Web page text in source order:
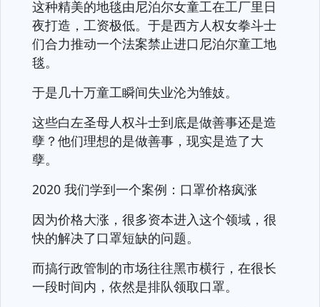
这种精美的地毯由尼泊尔女童工在工厂里日
夜打造，工资极低。于是西方人权女拳斗士
们合力推动一个法案禁止进口尼泊尔童工地
毯。
于是几十万童工瞬间失业沦为雏妓。
这些白左圣母人权斗士到底是做善事还是造
孽？他们理想的是做善事，现实是造了大
孽。
2020 我们学到一个案例：口罩价格疯涨
因为价格大涨，很多资本进入这个领域，很
快的解决了口罩短缺的问题。
而搞行政管制的市场往往黑市横行，在很长
一段时间内，依然是排队领取口罩。